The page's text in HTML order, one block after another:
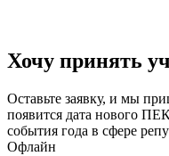
Хочу принять
Оставьте заявку, и мы
появится дата нового
события года в сфере
Офлайн